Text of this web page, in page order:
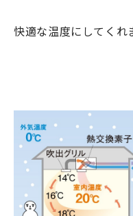
快適な温度にしてくれ